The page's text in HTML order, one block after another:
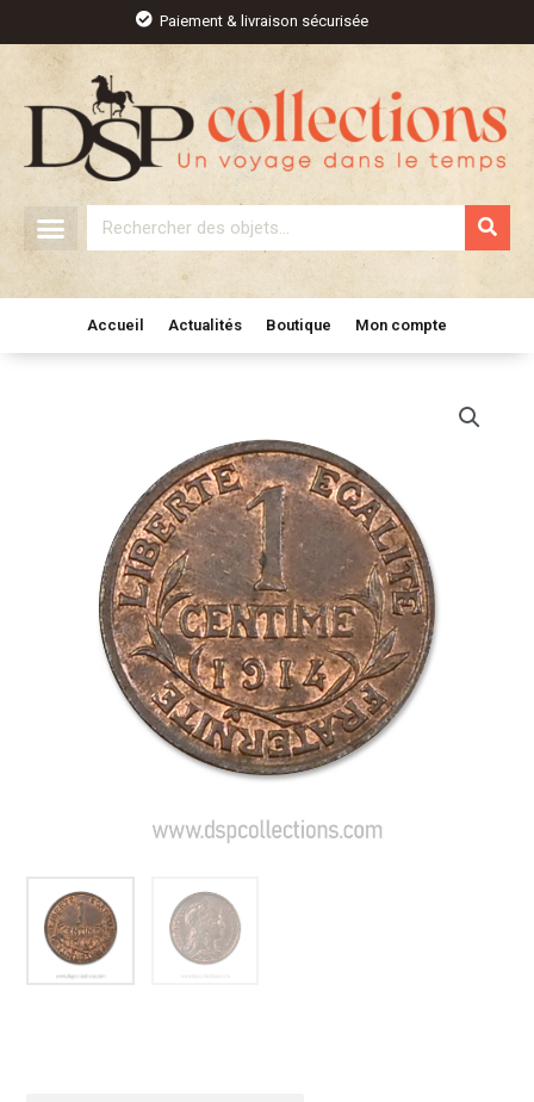
contenu
Paiement & livraison sécurisée
Rechercher
Accueil Actualités Boutique Mon compte